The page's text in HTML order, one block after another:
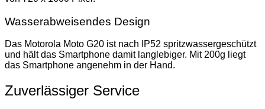
Wasserabweisendes Design
Das Motorola Moto G20 ist nach IP52 spritzwassergeschützt
und hält das Smartphone damit langlebiger. Mit 200g liegt
das Smartphone angenehm in der Hand.
Zuverlässiger Service